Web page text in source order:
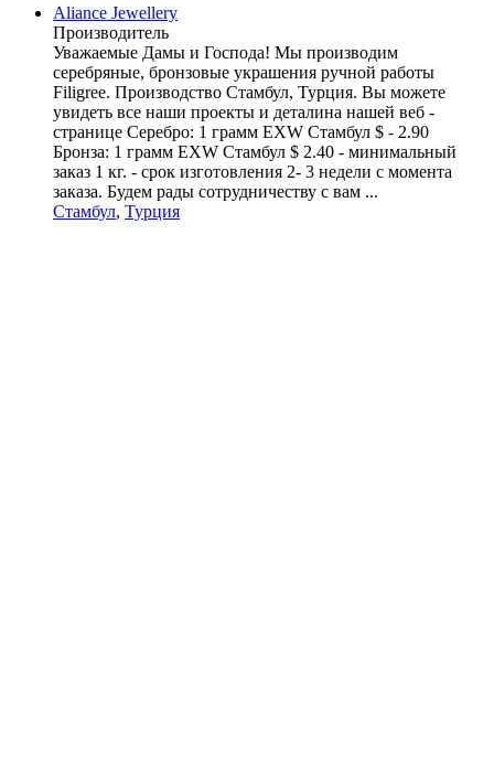
Aliance Jewellery
Производитель
Уважаемые Дамы и Господа! Мы производим
серебряные, бронзовые украшения ручной работы
Filigree. Производство Стамбул, Турция. Вы можете
увидеть все наши проекты и деталина нашей веб -
странице Серебро: 1 грамм EXW Стамбул $ - 2.90
Бронза: 1 грамм EXW Стамбул $ 2.40 - минимальный
заказ 1 кг. - срок изготовления 2- 3 недели с момента
заказа. Будем рады сотрудничеству с вам ...
Стамбул, Турция